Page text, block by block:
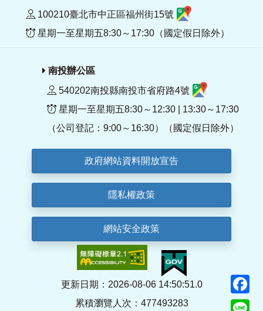
100210臺北市中正區福州街15號
星期一至星期五8:30～17:30（國定假日除外）
南投辦公區
540202南投縣南投市省府路4號
星期一至星期五8:30～12:30 | 13:30～17:30
（公司登記：9:00～16:30）（國定假日除外）
政府網站資料開放宣告
隱私權政策
網站安全政策
更新日期：2026-08-06 14:50:51.0
累積瀏覽人次：477493283